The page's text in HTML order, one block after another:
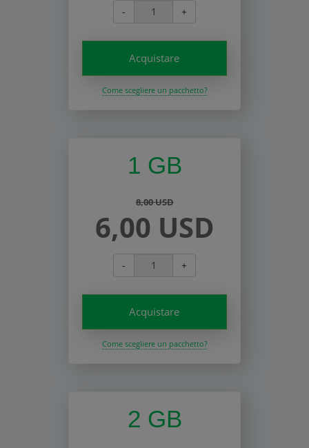
- +
Acquistare
Come scegliere un pacchetto?
1 GB
8,00 USD
6,00 USD
- +
Acquistare
Come scegliere un pacchetto?
2 GB